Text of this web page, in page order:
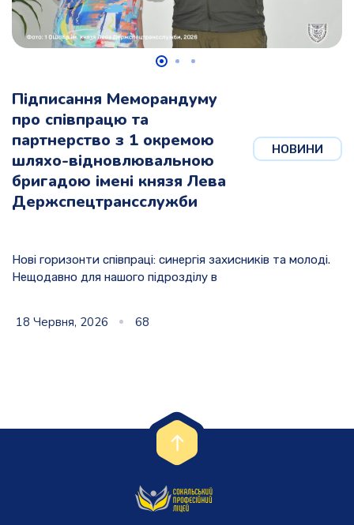
НОВИНИ
Підписання Меморандуму
про співпрацю та
партнерство з 1 окремою
шляхо-відновлювальною
бригадою імені князя Лева
Держспецтрансслужби
Нові горизонти співпраці: синергія захисників та молоді.
Нещодавно для нашого підрозділу в
18 Червня, 2026 68